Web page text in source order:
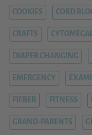
COOKIES CORD
CRAFTS
DIAPER CHANGING
EMERGENCY
FIEBER FITNESS
GRAND-PARENTS